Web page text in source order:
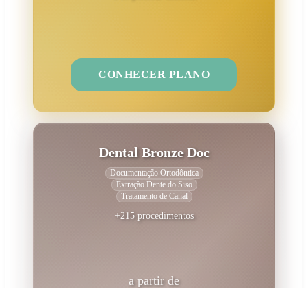
CONHECER PLANO
Dental Bronze Doc
Documentação Ortodôntica
Extração Dente do Siso
Tratamento de Canal
+215 procedimentos
a partir de